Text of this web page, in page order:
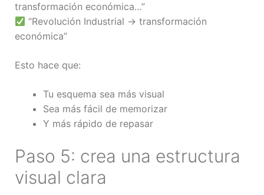
transformación económica…”
“Revolución Industrial → transformación
económica”
Esto hace que:
Tu esquema sea más visual
Sea más fácil de memorizar
Y más rápido de repasar
Paso 5: crea una estructura
visual clara